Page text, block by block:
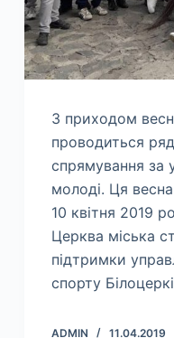
З приходом
проводиться
спрямування за
молоді. Ця
10 квітня 2019
Церква міська
підтримки
спорту
ADMIN 11.04.2019